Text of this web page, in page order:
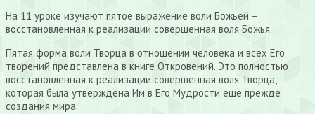
На 11 уроке изучают пятое выражение воли Божьей –
восстановленная к реализации совершенная воля Божья.
Пятая форма воли Творца в отношении человека и всех Его
творений представлена в книге Откровений. Это полностью
восстановленная к реализации совершенная воля Творца,
которая была утверждена Им в Его Мудрости еще прежде
создания мира.